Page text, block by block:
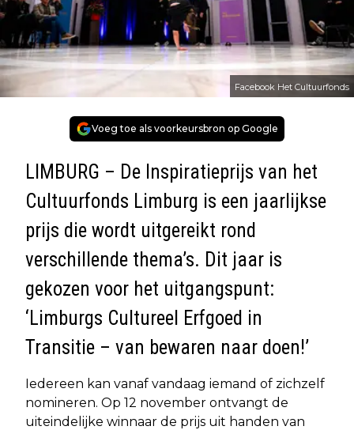
Facebook Het Cultuurfonds
Voeg toe als voorkeursbron op Google
LIMBURG – De Inspiratieprijs van het
Cultuurfonds Limburg is een jaarlijkse
prijs die wordt uitgereikt rond
verschillende thema’s. Dit jaar is
gekozen voor het uitgangspunt:
‘Limburgs Cultureel Erfgoed in
Transitie – van bewaren naar doen!’
Iedereen kan vanaf vandaag iemand of zichzelf
nomineren. Op 12 november ontvangt de
uiteindelijke winnaar de prijs uit handen van